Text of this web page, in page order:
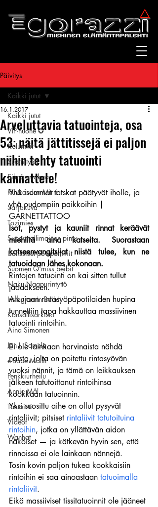
Päivitys
Kaikki jutut
VIP-huone ✪
Kolumnit
Suomitytöt
Silmänruokaa
Kuukauden Mirri
Sarjakuva
Tozimies
Supermallimainen pimu
Isotissiset povipommit
Suomen Q'miss beibit
Naku Naapurintyttö
Instagramin Beibit
Kansallisarkisto
Aina Simonen
Jan I. Somela
e-Babe Mallit
Penkkiurheilu
Annie Mål
Tatuointi
Videot
Wanhat
Kaikki jutut
Arveluttavia tatuointeja, osa
53: näitä jättitissejä ei paljon
niihin tehty tatuointi
kannattele!
16.1.2017
Yhä isommat tatskat päätyvät iholle, ja
yhä oudompiin paikkoihin |
GARNETTATTOO
Isot, pystyt ja kauniit rinnat keräävät
miehiltä aina katseita. Suorastaan
katseenvangitsijat niistä tulee, kun ne
tatuoidaan lähes kokonaan.
Rintojen tatuointi on kai sitten tullut
jäädäkseen.
Alkujaan rintasyöpäpotilaiden hupina
tunnettiin tapa hakkauttaa massiivinen
tatuointi rintoihin.
Ei ole lainkaan harvinaista nähdä
naista, jolta on poitettu rintasyövän
vuoksi nännit, ja tämä on leikkauksen
jälkeen tatutoittanut rintoihinsa
kookkaan tatuoinnin.
Yksi suosittu aihe on ollut pysyvät
rintaliivit; pitsiset rintaliivit tatutoituina
rintoihin, jotka on yllättävän aidon
näköiset — ja kätkevän hyvin sen, että
rinnoissa ei ole lainkaan nännejä.
Tosin kovin paljon tukea kookkaisiin
rintoihin ei saa ainoastaan tatuoimalla
rintaliivit.
Eikä massiiviset tissitatuoinnit ole jääneet